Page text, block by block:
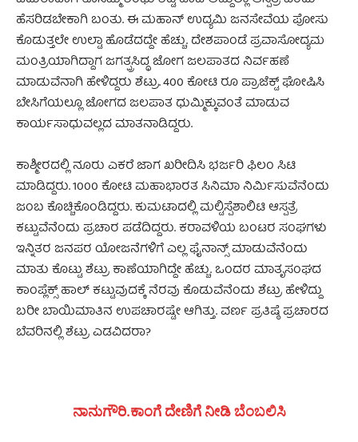
ಹೆಸರಿಡಬೇಕಾಗಿ ಬಂತು. ಈ ಮಹಾನ್ ಉದ್ಯಮಿ ಜನಸೇವೆಯ ಪೋಸು
ಕೊಡುತ್ತಲೇ ಉಲ್ಟಾ ಹೊಡೆದದ್ದೇ ಹೆಚ್ಚು. ದೇಶಪಾಂಡೆ ಪ್ರವಾಸೋದ್ಯಮ
ಮಂತ್ರಿಯಾಗಿದ್ದಾಗ ಜಗತ್ಪ್ರಸಿದ್ಧ ಜೋಗ ಜಲಪಾತದ ನಿರ್ವಹಣೆ
ಮಾಡುವೆನಾಗಿ ಹೇಳಿದ್ದರು ಶೆಟ್ರು. 400 ಕೋಟಿ ರೂ ಪ್ರಾಜೆಕ್ಟ್ ಘೋಷಿಸಿ
ಬೇಸಿಗೆಯಲ್ಲೂ ಜೋಗದ ಜಲಪಾತ ಧುಮ್ಮಿಕ್ಕುವಂತೆ ಮಾಡುವ
ಕಾರ್ಯಸಾಧುವಲ್ಲದ ಮಾತನಾಡಿದ್ದರು.
ಕಾಶ್ಮೀರದಲ್ಲಿ ನೂರು ಎಕರೆ ಜಾಗ ಖರೀದಿಸಿ ಭರ್ಜರಿ ಫಿಲಂ ಸಿಟಿ
ಮಾಡಿದ್ದರು. 1000 ಕೋಟಿ ಮಹಾಭಾರತ ಸಿನಿಮಾ ನಿರ್ಮಿಸುವೆನೆಂದು
ಜಂಬ ಕೊಚ್ಚಿಕೊಂಡಿದ್ದರು. ಕುಮಟಾದಲ್ಲಿ ಮಲ್ಟಿಸ್ಪೆಶಾಲಿಟಿ ಆಸ್ಪತ್ರೆ
ಕಟ್ಟುವೆನೆಂದು ಪ್ರಚಾರ ಪಡೆದಿದ್ದರು. ಕರಾವಳಿಯ ಬಂಟರ ಸಂಘಗಳು
ಇನ್ನಿತರ ಜನಪರ ಯೋಜನೆಗಳಿಗೆ ಎಲ್ಲ ಫೈನಾನ್ಸ್ ಮಾಡುವೆನೆಂದು
ಮಾತು ಕೊಟ್ಟು ಶೆಟ್ರು ಕಾಣೆಯಾಗಿದ್ದೇ ಹೆಚ್ಚು. ಒಂದರ ಮಾತೃಸಂಘದ
ಕಾಂಪ್ಲೆಕ್ಸ್ ಹಾಲ್ ಕಟ್ಟುವುದಕ್ಕೆ ನೆರವು ಕೊಡುವೆನೆಂದು ಶೆಟ್ರು ಹೇಳಿದ್ದು
ಬರೀ ಬಾಯಿಮಾತಿನ ಉಪಚಾರಷ್ಟೇ ಆಗಿತ್ತು. ವರ್ಣ ಪ್ರತಿಷ್ಠೆ ಪ್ರಚಾರದ
ಬೆವರಿನಲ್ಲಿ ಶೆಟ್ರು ಎಡವಿದರಾ?
ನಾನುಗೌರಿ.ಕಾಂಗೆ ದೇಣಿಗೆ ನೀಡಿ ಬೆಂಬಲಿಸಿ